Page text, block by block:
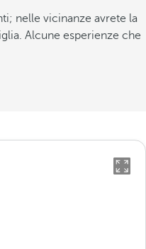
nelle vicinanze avrete la
Alcune esperienze che